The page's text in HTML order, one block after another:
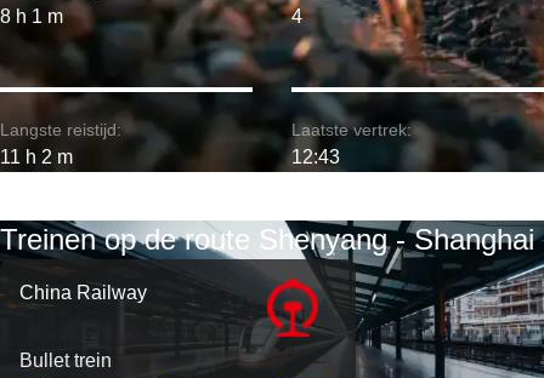
8 h 1 m
Langste reistijd:
11 h 2 m
4
Laatste vertrek:
12:43
Treinen op de route Shenyang - Shanghai
China Railway
Bullet trein